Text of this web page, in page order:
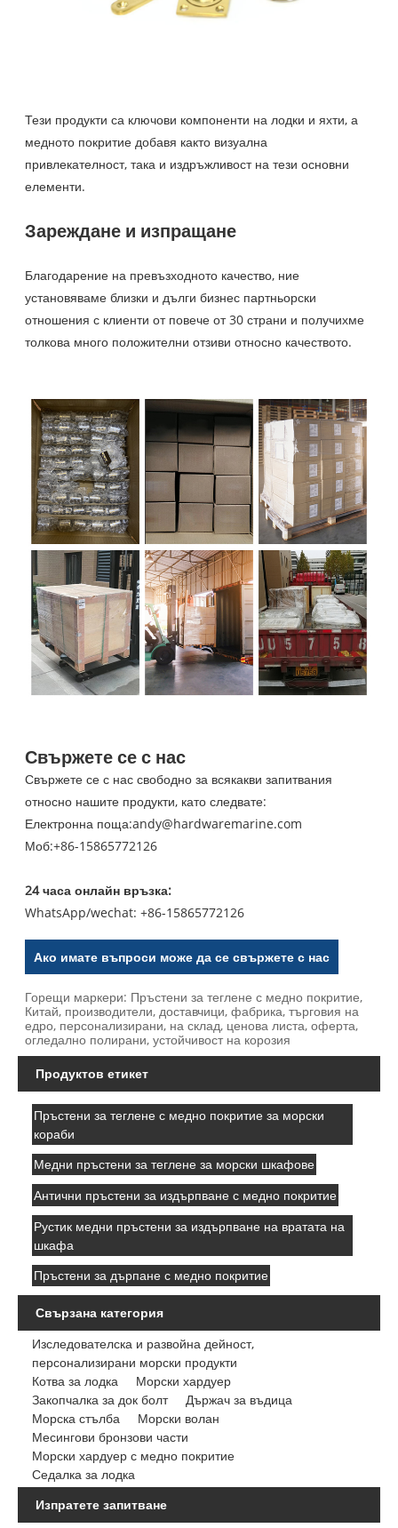
Тези продукти са ключови компоненти на лодки и яхти, а
медното покритие добавя както визуална
привлекателност, така и издръжливост на тези основни
елементи.
Зареждане и изпращане
Благодарение на превъзходното качество, ние
установяваме близки и дълги бизнес партньорски
отношения с клиенти от повече от 30 страни и получихме
толкова много положителни отзиви относно качеството.
Свържете се с нас
Свържете се с нас свободно за всякакви запитвания
относно нашите продукти, като следвате:
Електронна поща:andy@hardwaremarine.com
Моб:+86-15865772126
24 часа онлайн връзка:
WhatsApp/wechat: +86-15865772126
Ако имате въпроси може да се свържете с нас
Горещи маркери: Пръстени за теглене с медно покритие,
Китай, производители, доставчици, фабрика, търговия на
едро, персонализирани, на склад, ценова листа, оферта,
огледално полирани, устойчивост на корозия
Продуктов етикет
Пръстени за теглене с медно покритие за морски
кораби
Медни пръстени за теглене за морски шкафове
Антични пръстени за издърпване с медно покритие
Рустик медни пръстени за издърпване на вратата на
шкафа
Пръстени за дърпане с медно покритие
Свързана категория
Изследователска и развойна дейност,
персонализирани морски продукти
Котва за лодка
Морски хардуер
Закопчалка за док болт
Държач за въдица
Морска стълба
Морски волан
Месингови бронзови части
Морски хардуер с медно покритие
Седалка за лодка
Изпратете запитване